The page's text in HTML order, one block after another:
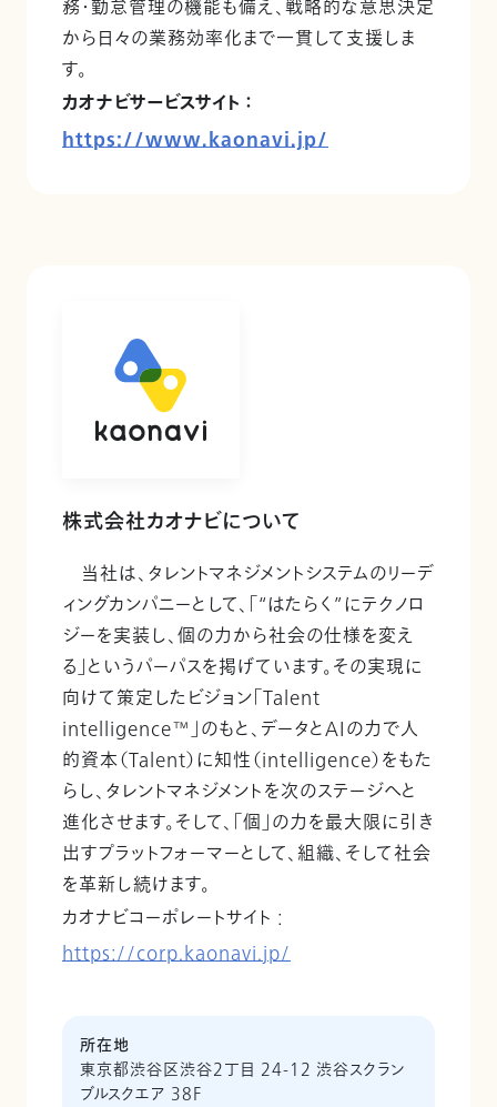
務・勤怠管理の機能も備え、戦略的な意思決定
から日々の業務効率化まで一貫して支援しま
す。
カオナビサービスサイト ：
https://www.kaonavi.jp/
株式会社カオナビについて
当社は、タレントマネジメントシステムのリーデ
ィングカンパニーとして、「“はたらく”にテクノロ
ジーを実装し、個の力から社会の仕様を変え
る」というパーパスを掲げています。その実現に
向けて策定したビジョン「Talent
intelligence™」のもと、データとAIの力で人
的資本（Talent）に知性（intelligence）をもた
らし、タレントマネジメントを次のステージへと
進化させます。そして、「個」の力を最大限に引き
出すプラットフォーマーとして、組織、そして社会
を革新し続けます。
カオナビコーポレートサイト :
https://corp.kaonavi.jp/
所在地
東京都渋谷区渋谷2丁目 24-12 渋谷スクラン
ブルスクエア 38F